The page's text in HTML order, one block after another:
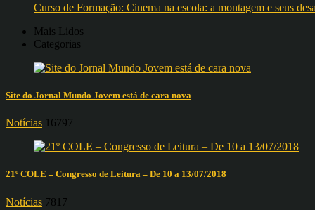
Curso de Formação: Cinema na escola: a montagem e seus
Mais Lidos
Categorias
Site do Jornal Mundo Jovem está de cara nova
Notícias 16797
21º COLE – Congresso de Leitura – De 10 a 13/07/2018
Notícias 7817